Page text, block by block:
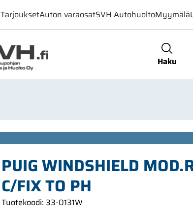
Haku
TarjouksetAuton varaosatSVH AutohuoltoMyymälä
PUIG WINDSHIELD
C/FIX TO PH
Tuotekoodi: 33-0131W